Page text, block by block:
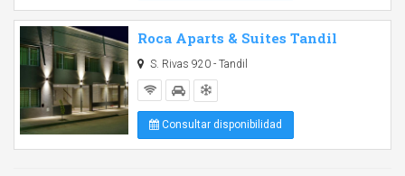
Roca Aparts & Suites Tandil
S. Rivas 920 - Tandil
Consultar disponibilidad